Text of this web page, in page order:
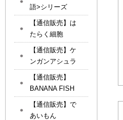
語>シリーズ
【通信販売】は
たらく細胞
【通信販売】ケ
ンガンアシュラ
【通信販売】
BANANA FISH
【通信販売】で
あいもん